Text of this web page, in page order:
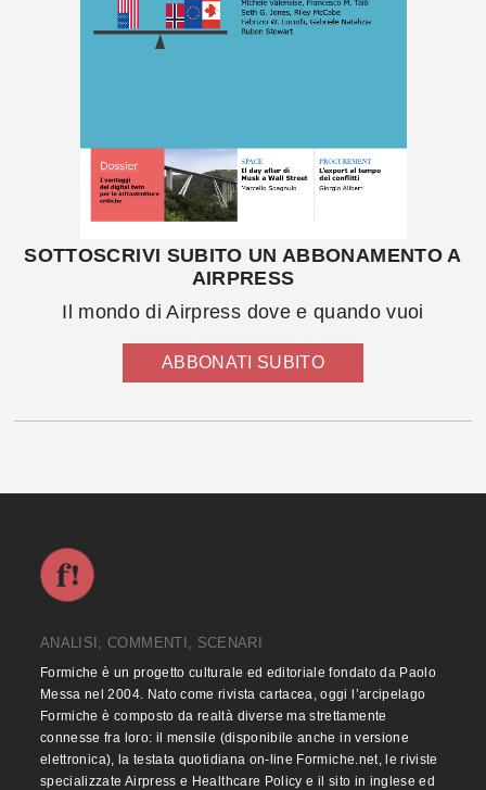
SOTTOSCRIVI SUBITO UN ABBONAMENTO A
AIRPRESS
Il mondo di Airpress dove e quando vuoi
ABBONATI SUBITO
ANALISI, COMMENTI, SCENARI
Formiche è un progetto culturale ed editoriale fondato da Paolo
Messa nel 2004. Nato come rivista cartacea, oggi l’arcipelago
Formiche è composto da realtà diverse ma strettamente
connesse fra loro: il mensile (disponibile anche in versione
elettronica), la testata quotidiana on-line Formiche.net, le riviste
specializzate Airpress e Healthcare Policy e il sito in inglese ed